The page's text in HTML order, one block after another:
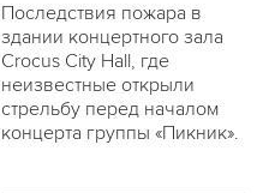
Последствия пожара в
здании концертного зала
Crocus City Hall, где
неизвестные открыли
стрельбу перед началом
концерта группы «Пикник».